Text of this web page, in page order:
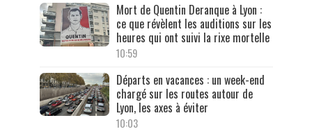
Mort de Quentin Deranque à Lyon :
ce que révèlent les auditions sur les
heures qui ont suivi la rixe mortelle
10:59
Départs en vacances : un week-end
chargé sur les routes autour de
Lyon, les axes à éviter
10:03